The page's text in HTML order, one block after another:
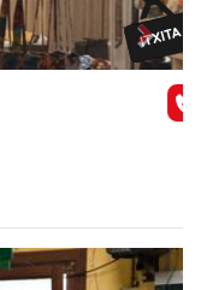
Next